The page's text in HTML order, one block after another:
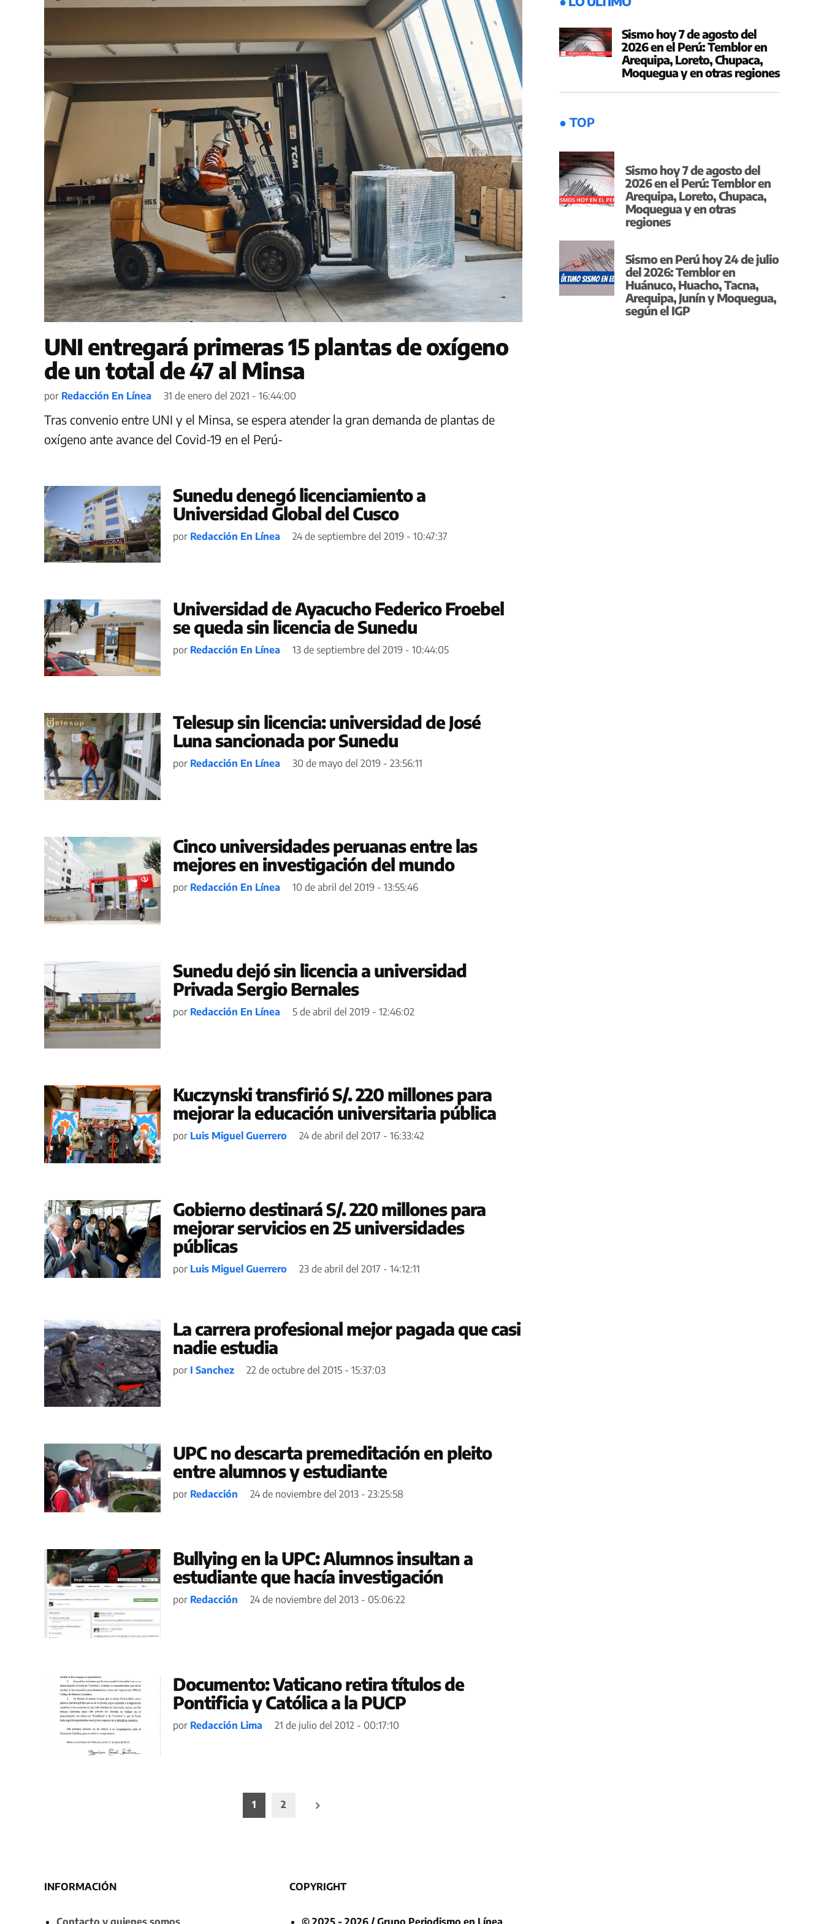
UNI entregará primeras 15 plantas de oxígeno
de un total de 47 al Minsa
por Redacción En Línea 31 de enero del 2021 - 16:44:00
Tras convenio entre UNI y el Minsa, se espera atender la gran demanda de plantas de
oxígeno ante avance del Covid-19 en el Perú-
Sunedu denegó licenciamiento a
Universidad Global del Cusco
por Redacción En Línea 24 de septiembre del 2019 - 10:47:37
Universidad de Ayacucho Federico Froebel
se queda sin licencia de Sunedu
por Redacción En Línea 13 de septiembre del 2019 - 10:44:05
Telesup sin licencia: universidad de José
Luna sancionada por Sunedu
por Redacción En Línea 30 de mayo del 2019 - 23:56:11
Cinco universidades peruanas entre las
mejores en investigación del mundo
por Redacción En Línea 10 de abril del 2019 - 13:55:46
Sunedu dejó sin licencia a universidad
Privada Sergio Bernales
por Redacción En Línea 5 de abril del 2019 - 12:46:02
Kuczynski transfirió S/. 220 millones para
mejorar la educación universitaria pública
por Luis Miguel Guerrero 24 de abril del 2017 - 16:33:42
Gobierno destinará S/. 220 millones para
mejorar servicios en 25 universidades
públicas
por Luis Miguel Guerrero 23 de abril del 2017 - 14:12:11
La carrera profesional mejor pagada que casi
nadie estudia
por I Sanchez 22 de octubre del 2015 - 15:37:03
UPC no descarta premeditación en pleito
entre alumnos y estudiante
por Redacción 24 de noviembre del 2013 - 23:25:58
Bullying en la UPC: Alumnos insultan a
estudiante que hacía investigación
por Redacción 24 de noviembre del 2013 - 05:06:22
Documento: Vaticano retira títulos de
Pontificia y Católica a la PUCP
por Redacción Lima 21 de julio del 2012 - 00:17:10
1 2
Sismo hoy 7 de agosto del
2026 en el Perú: Temblor en
Arequipa, Loreto, Chupaca,
Moquegua y en otras regiones
● TOP
Sismo hoy 7 de agosto del
2026 en el Perú: Temblor en
Arequipa, Loreto, Chupaca,
Moquegua y en otras
regiones
Sismo en Perú hoy 24 de julio
del 2026: Temblor en
Huánuco, Huacho, Tacna,
Arequipa, Junín y Moquegua,
según el IGP
INFORMACIÓN
Contacto y quienes somos
COPYRIGHT
© 2025 - 2026 / Grupo Periodismo en Línea